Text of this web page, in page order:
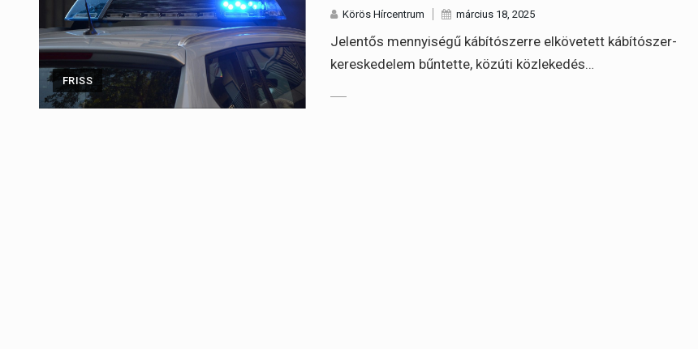
FRISS
Körös Hírcentrum március 18, 2025
Jelentős mennyiségű kábítószerre elkövetett kábítószer-
kereskedelem bűntette, közúti közlekedés…